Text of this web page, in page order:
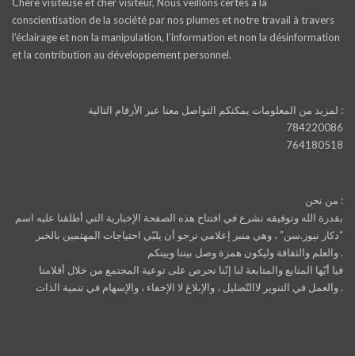
conscientisation de la société par nos plumes et notre travail à travers
l’éclairage et non la manipulation, l’information et non la désinformation
et la contribution au développement personnel.
لمزيد من المعلومات يمكنكم التواصل معنا عبر الأرقام التالية :
784220086
764180518
من نحن :
بقدرة الله وتوفيقه نشرع في افتتاح هذه الصفحة الإخبارية التي أطلقنا عليه اسم
“دكار نيوز.سن” ، وهي منبر إعلامي نرجو أن يلبّي احتياجات المهتمين بالخبر
والعلم والثقافة وليكون همزة وصل بيننا وبينكم .
فيا أيّها المتابع والمتابعة لنا إنّنا نحرص على توعية المجتمع من خلال أقلامنا
والعمل في التنوير لاالتّضليل ، والإبلاغ لا الإخفاء ، والإسهام في تنمية الذات .